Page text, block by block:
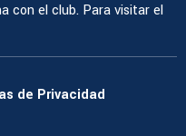
con el club. Para visitar el
de Privacidad